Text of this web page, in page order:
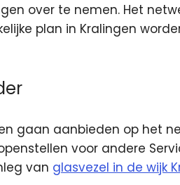
over te nemen. Het
plan in Kralingen
gaan aanbieden op het
voor andere
van glasvezel in de wijk